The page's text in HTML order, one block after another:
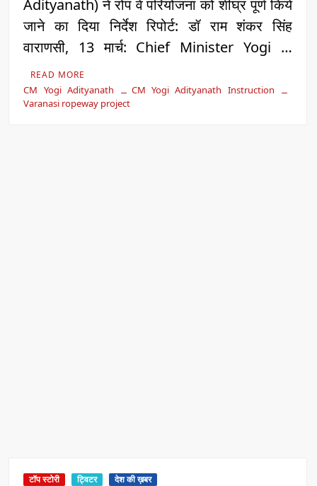
Adityanath) ने रोप वे परियोजना को शीघ्र पूर्ण किये
जाने का दिया निर्देश रिपोर्ट: डॉ राम शंकर सिंह
वाराणसी, 13 मार्च: Chief Minister Yogi …
READ MORE
CM Yogi Adityanath
CM Yogi Adityanath Instruction
Varanasi ropeway project
टॉप स्टोरी ट्विटर देश की ख़बर